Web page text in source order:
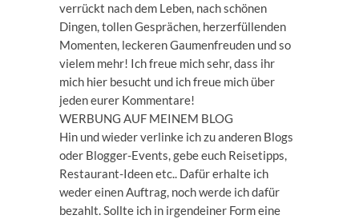
verrückt nach dem Leben, nach schönen
Dingen, tollen Gesprächen, herzerfüllenden
Momenten, leckeren Gaumenfreuden und so
vielem mehr! Ich freue mich sehr, dass ihr
mich hier besucht und ich freue mich über
jeden eurer Kommentare!
WERBUNG AUF MEINEM BLOG
Hin und wieder verlinke ich zu anderen Blogs
oder Blogger-Events, gebe euch Reisetipps,
Restaurant-Ideen etc.. Dafür erhalte ich
weder einen Auftrag, noch werde ich dafür
bezahlt. Sollte ich in irgendeiner Form eine